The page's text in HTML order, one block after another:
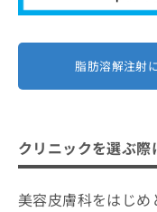
副作用
自由診療
モニター施術
脂肪溶解注射
クリニックを選ぶ
美容皮膚科をはじ